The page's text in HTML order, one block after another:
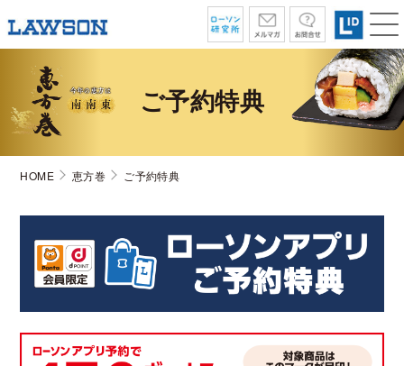
ご予約特典
HOME 恵方巻 ご予約特典